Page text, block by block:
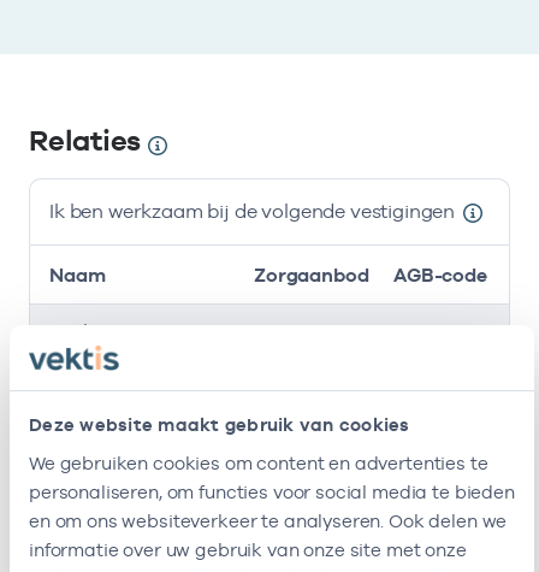
Deze website maakt gebruik van cookies
We gebruiken cookies om content en advertenties te
personaliseren, om functies voor social media te bieden
en om ons websiteverkeer te analyseren. Ook delen we
informatie over uw gebruik van onze site met onze
Relaties
Ik ben werkzaam bij de volgende vestigingen
Ik ben werkzaam bij de volgende vestigingen
Naam Zorgaanbod AGB-code
Stichting
Amsterdamse
Gezondheidscentra
-
Molenwijk